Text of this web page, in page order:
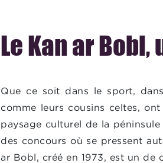
Organisation
2026
Le Kan ar
Que ce soit dans le sport,
comme leurs cousins celtes,
paysage culturel de la
des concours où se pressent
ar Bobl, créé en 1973, est un de